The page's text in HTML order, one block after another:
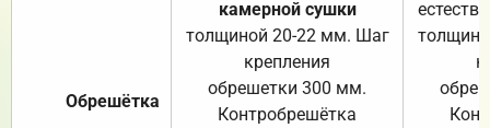
Обрешётка
камерной сушки
толщиной 20-22 мм. Шаг
крепления
обрешетки 300 мм.
Контробрешётка